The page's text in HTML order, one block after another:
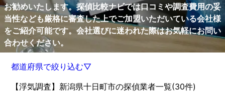
お勧めいたします。探偵比較ナビでは口コミや調査費用の妥
当性なども厳格に審査した上でご加盟いただいている会社様
をご紹介可能です。会社選びに迷われた際はお気軽にお問い
合わせください。
都道府県で絞り込む▽
【浮気調査】新潟県十日町市の探偵業者一覧(30件)